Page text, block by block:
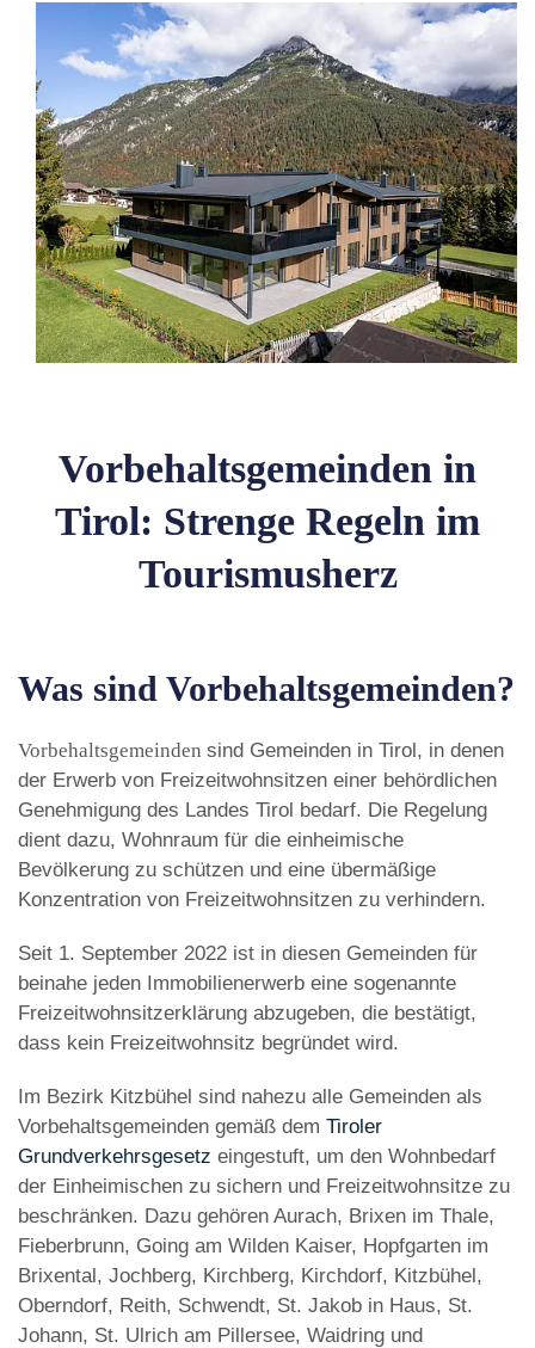
Vorbehaltsgemeinden in
Tirol: Strenge Regeln im
Tourismusherz
Was sind Vorbehaltsgemeinden?
Vorbehaltsgemeinden sind Gemeinden in Tirol, in denen
der Erwerb von Freizeitwohnsitzen einer behördlichen
Genehmigung des Landes Tirol bedarf. Die Regelung
dient dazu, Wohnraum für die einheimische
Bevölkerung zu schützen und eine übermäßige
Konzentration von Freizeitwohnsitzen zu verhindern.
Seit 1. September 2022 ist in diesen Gemeinden für
beinahe jeden Immobilienerwerb eine sogenannte
Freizeitwohnsitzerklärung abzugeben, die bestätigt,
dass kein Freizeitwohnsitz begründet wird.
Im Bezirk Kitzbühel sind nahezu alle Gemeinden als
Vorbehaltsgemeinden gemäß dem Tiroler
Grundverkehrsgesetz eingestuft, um den Wohnbedarf
der Einheimischen zu sichern und Freizeitwohnsitze zu
beschränken. Dazu gehören Aurach, Brixen im Thale,
Fieberbrunn, Going am Wilden Kaiser, Hopfgarten im
Brixental, Jochberg, Kirchberg, Kirchdorf, Kitzbühel,
Oberndorf, Reith, Schwendt, St. Jakob in Haus, St.
Johann, St. Ulrich am Pillersee, Waidring und